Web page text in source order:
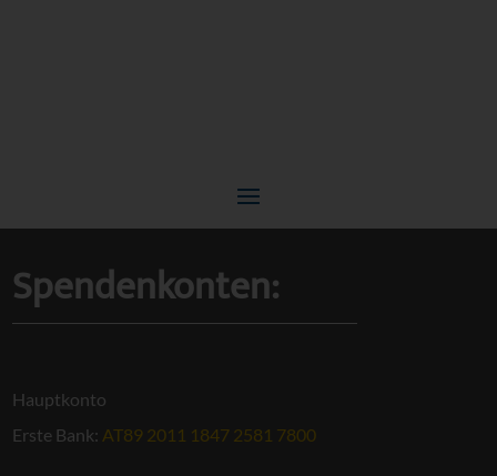
Spendenkonten:
Hauptkonto
Erste Bank: AT89 2011 1847 2581 7800